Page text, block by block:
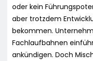
oder kein
aber trotzdem
bekommen.
Fachlaufbahnen
ankündigen. Doch